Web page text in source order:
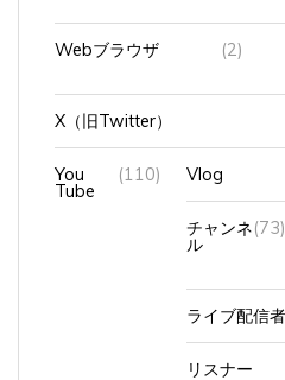
Webブラウザ (2)
X（旧Twitter）
You
Tube
(110) Vlog
チャンネ
ル
(73)
ライブ配信者
リスナー